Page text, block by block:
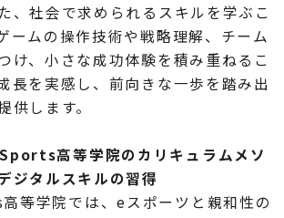
、社会で求められるスキルを学ぶこ
ームの操作技術や戦略理解、チーム
け、小さな成功体験を積み重ねるこ
長を実感し、前向きな一歩を踏み出
供します。
高等学院のカリキュラムメソ
ジタルスキルの習得
等学院では、eスポーツと親和性の